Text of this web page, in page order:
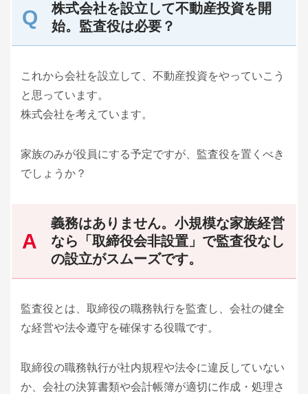
株式会社を設立して不動産投資を開
始。監査役は必要？
これから会社を設立して、不動産投資をやっていこう
と思っています。
株式会社を考えています。
家族のみが役員にする予定ですが、監査役を置くべき
でしょうか？
義務はありません。小規模な家族経営
なら「取締役会非設置」で監査役なし
の設立がスムーズです。
監査役とは、取締役の職務執行を監査し、会社の健全
な経営や法令遵守を確保する役職です。
取締役の職務執行が社内規程や法令に違反していない
か、会社の決算書類や会計帳簿が適切に作成・処理さ